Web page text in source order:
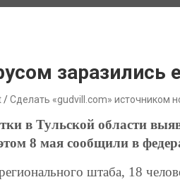
заразились
Сделать «gudvill.com» источником
в Тульской области
8 мая сообщили в
штаба, 18